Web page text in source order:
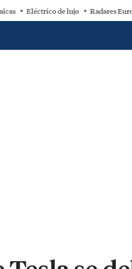
Eléctrico de lujo Radares